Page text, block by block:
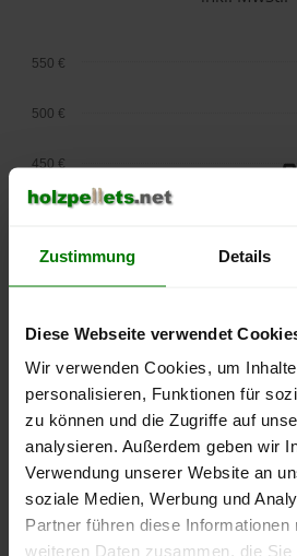
Zustimmung Details
Diese Webseite verwendet
Wir verwenden Cookies, um
personalisieren, Funktionen für
zu können und die Zugriffe auf
analysieren. Außerdem geben wir
Verwendung unserer Website an
soziale Medien, Werbung und
Partner führen diese
weiteren Daten zusammen, die Sie
lose Ware
2025
2026
250 €
350 €
450 €
500 €
550 €
Die aktuelle Preisentwicklung für
können Sie jederzeit auf